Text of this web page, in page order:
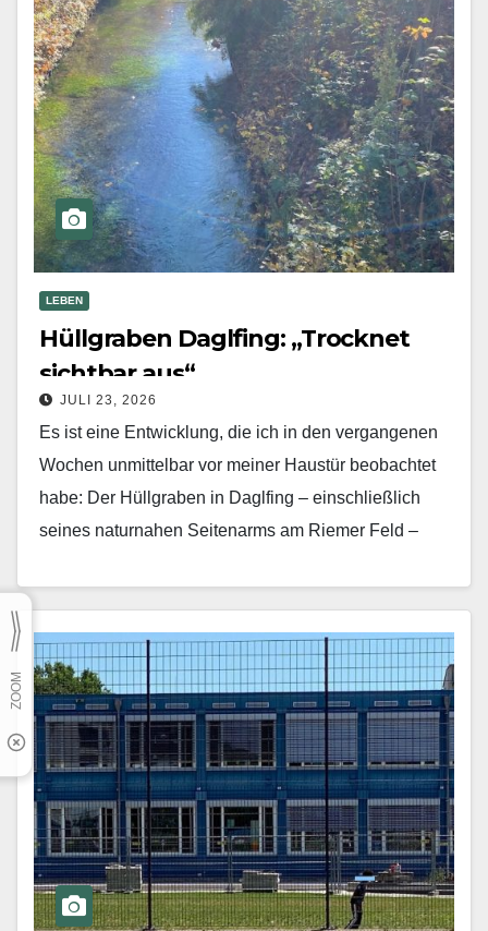
LEBEN
Hüllgraben Daglfing: „Trocknet
sichtbar aus“
JULI 23, 2026
Es ist eine Entwicklung, die ich in den vergangenen
Wochen unmittelbar vor meiner Haustür beobachtet
habe: Der Hüllgraben in Daglfing – einschließlich
seines naturnahen Seitenarms am Riemer Feld –
Mehr erfahren